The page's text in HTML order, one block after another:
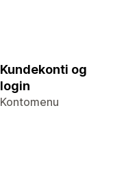
Kundekonti og
login
Kontomenu